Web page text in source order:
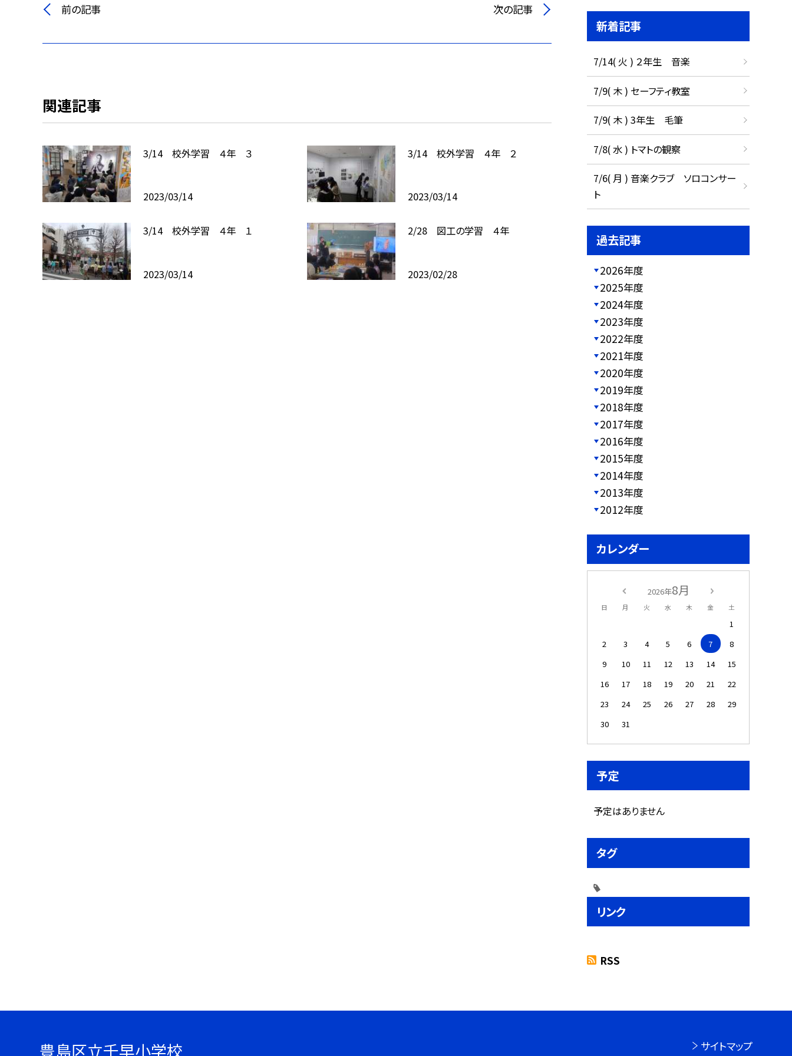
前の記事 次の記事
関連記事
3/14 校外学習 ４年 ３
2023/03/14
3/14 校外学習 ４年 ２
2023/03/14
3/14 校外学習 ４年 １
2023/03/14
2/28 図工の学習 ４年
2023/02/28
新着記事
7/14( 火 ) ２年生 音楽
7/9( 木 ) セーフティ教室
7/9( 木 ) 3年生 毛筆
7/8( 水 ) トマトの観察
7/6( 月 ) 音楽クラブ ソロコンサー
ト
過去記事
2026年度
2025年度
2024年度
2023年度
2022年度
2021年度
2020年度
2019年度
2018年度
2017年度
2016年度
2015年度
2014年度
2013年度
2012年度
カレンダー
2026年8月
日 月 火 水 木 金 土
1
2
3 4 5 6 7
8
9
10 11 12 13 14
15
16
17 18 19 20 21
22
23
24 25 26 27 28
29
30
31
予定
予定はありません
タグ
リンク
RSS
豊島区立千早小学校 サイトマップ